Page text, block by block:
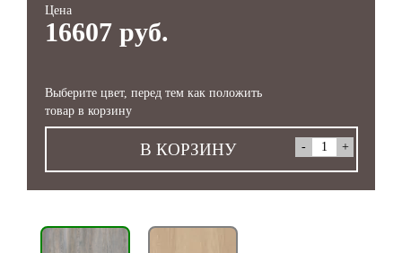
Цена
16607 руб.
Выберите цвет, перед тем как положить
товар в корзину
В КОРЗИНУ